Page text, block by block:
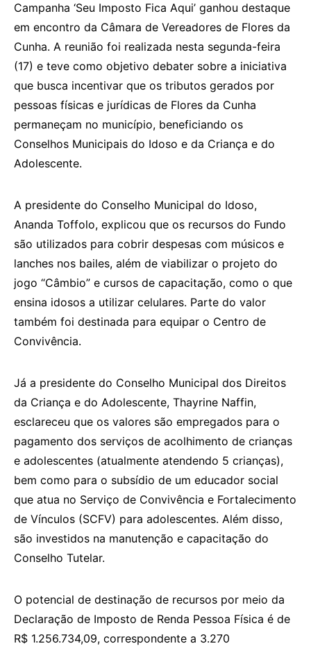
Campanha ‘Seu Imposto Fica Aqui’ ganhou destaque
em encontro da Câmara de Vereadores de Flores da
Cunha. A reunião foi realizada nesta segunda-feira
(17) e teve como objetivo debater sobre a iniciativa
que busca incentivar que os tributos gerados por
pessoas físicas e jurídicas de Flores da Cunha
permaneçam no município, beneficiando os
Conselhos Municipais do Idoso e da Criança e do
Adolescente.
A presidente do Conselho Municipal do Idoso,
Ananda Toffolo, explicou que os recursos do Fundo
são utilizados para cobrir despesas com músicos e
lanches nos bailes, além de viabilizar o projeto do
jogo “Câmbio” e cursos de capacitação, como o que
ensina idosos a utilizar celulares. Parte do valor
também foi destinada para equipar o Centro de
Convivência.
Já a presidente do Conselho Municipal dos Direitos
da Criança e do Adolescente, Thayrine Naffin,
esclareceu que os valores são empregados para o
pagamento dos serviços de acolhimento de crianças
e adolescentes (atualmente atendendo 5 crianças),
bem como para o subsídio de um educador social
que atua no Serviço de Convivência e Fortalecimento
de Vínculos (SCFV) para adolescentes. Além disso,
são investidos na manutenção e capacitação do
Conselho Tutelar.
O potencial de destinação de recursos por meio da
Declaração de Imposto de Renda Pessoa Física é de
R$ 1.256.734,09, correspondente a 3.270